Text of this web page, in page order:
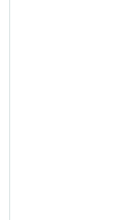
בענף